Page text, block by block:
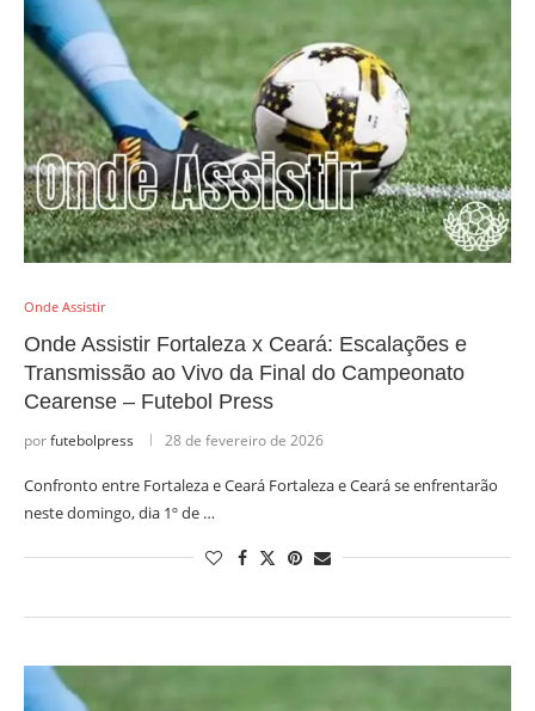
Onde Assistir
Onde Assistir Fortaleza x Ceará: Escalações e
Transmissão ao Vivo da Final do Campeonato
Cearense – Futebol Press
porfutebolpress 28 de fevereiro de 2026
Confronto entre Fortaleza e Ceará Fortaleza e Ceará se enfrentarão
neste domingo, dia 1º de …